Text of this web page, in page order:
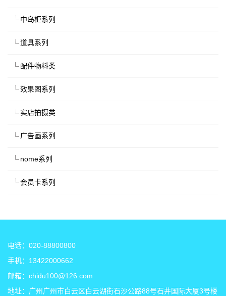
中岛柜系列
道具系列
配件物料类
效果图系列
实店拍摄类
广告画系列
nome系列
会员卡系列
电话：020-88800800
手机：13422000662
邮箱：chidu100@126.com
地址：广州广州市白云区白云湖街石沙公路88号石井国际大厦3号楼